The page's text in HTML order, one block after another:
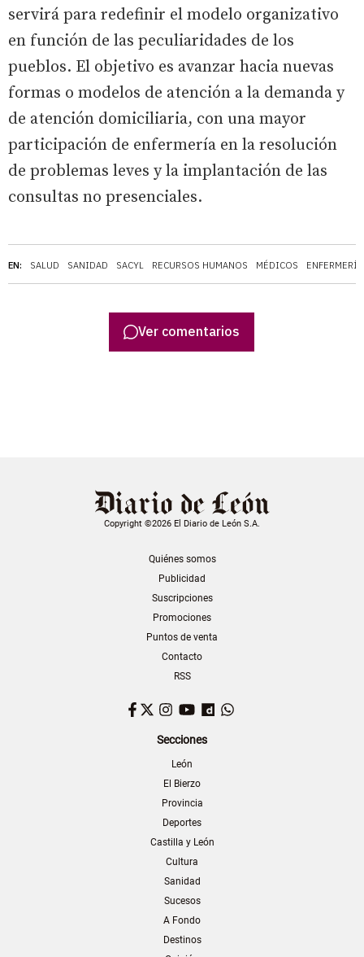
EN: SALUD SANIDAD SACYL RECURSOS HUMANOS MÉDICOS ENFERMERÍA
servirá para redefinir el modelo organizativo
en función de las peculiaridades de los
pueblos. El objetivo es avanzar hacia nuevas
formas o modelos de atención a la demanda y
de atención domiciliaria, con una mayor
participación de enfermería en la resolución
de problemas leves y la implantación de las
consultas no presenciales.
Ver comentarios
Copyright ©2026 El Diario de León S.A.
Quiénes somos
Publicidad
Suscripciones
Promociones
Puntos de venta
Contacto
RSS
Facebook
TwitterInstagram
YouTubeDailymotion
Secciones
León
El Bierzo
Provincia
Deportes
Castilla y León
Cultura
Sanidad
Sucesos
A Fondo
Destinos